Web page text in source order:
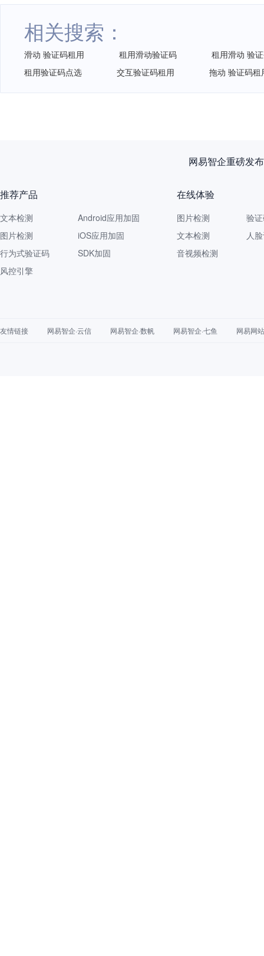
相关搜索：
滑动 验证码租用 租用滑动验证码
租用滑动 验
租用验证码点选
交互验证码租用 拖动 验证码租
网易智企重磅发
推荐产品
文本检测
图片检测
行为式验证码
风控引擎
Android应用加固
iOS应用加固
SDK加固
在线体验
图片检测
文本检测
音视频检测
验
人
友情链接 网易智企·云信 网易智企·数帆 网易智企·七鱼 网易网